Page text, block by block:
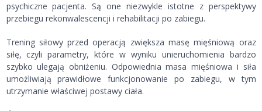
psychiczne pacjenta. Są one niezwykle istotne z perspektywy
przebiegu rekonwalescencji i rehabilitacji po zabiegu.
Trening siłowy przed operacją zwiększa masę mięśniową oraz
siłę, czyli parametry, które w wyniku unieruchomienia bardzo
szybko ulegają obniżeniu. Odpowiednia masa mięśniowa i siła
umożliwiają prawidłowe funkcjonowanie po zabiegu, w tym
utrzymanie właściwej postawy ciała.